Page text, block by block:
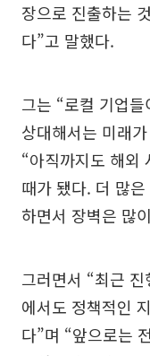
장으로 진출하는
다”고 말했다.
그는 “로컬 기업
상대해서는 미래
“아직까지도 해외
때가 됐다. 더 많
하면서 장벽은 많
그러면서 “최근
에서도 정책적인
다”며 “앞으로는